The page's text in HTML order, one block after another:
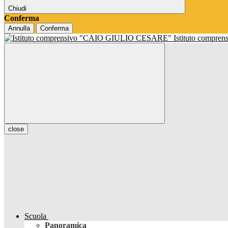
Chiudi
Conferma
Annulla Conferma
Istituto
close
Scuola
Panoramica